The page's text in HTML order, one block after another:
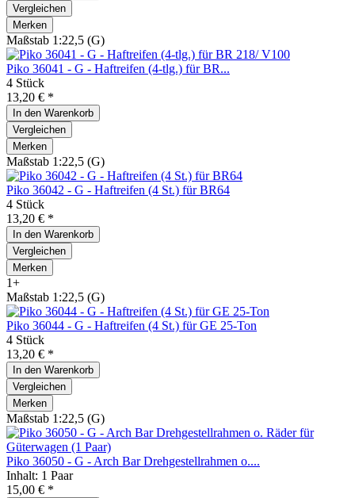
Vergleichen
Merken
Maßstab 1:22,5 (G)
Piko 36041 - G - Haftreifen (4-tlg.) für BR...
4 Stück
13,20 € *
In den Warenkorb
Vergleichen
Merken
Maßstab 1:22,5 (G)
Piko 36042 - G - Haftreifen (4 St.) für BR64
4 Stück
13,20 € *
In den Warenkorb
Vergleichen
Merken
1+
Maßstab 1:22,5 (G)
Piko 36044 - G - Haftreifen (4 St.) für GE 25-Ton
4 Stück
13,20 € *
In den Warenkorb
Vergleichen
Merken
Maßstab 1:22,5 (G)
Piko 36050 - G - Arch Bar Drehgestellrahmen o....
Inhalt: 1 Paar
15,00 € *